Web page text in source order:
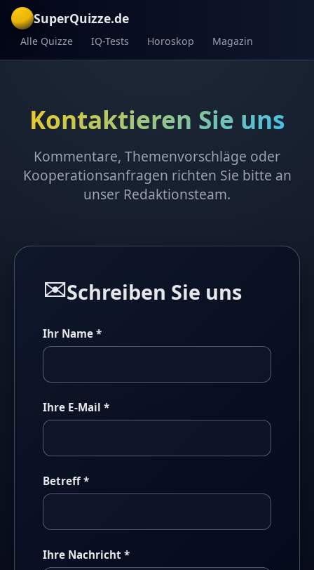
SuperQuizze.de
Alle Quizze IQ-Tests Horoskop Magazin
Kontaktieren Sie uns
Kommentare, Themenvorschläge oder
Kooperationsanfragen richten Sie bitte an
unser Redaktionsteam.
✉️Schreiben Sie uns
Ihr Name *
Ihre E-Mail *
Betreff *
Ihre Nachricht *